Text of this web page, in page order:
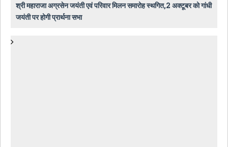
श्री महाराजा अग्रसेन जयंती एवं परिवार मिलन समारोह स्थगित,2 अक्टूबर को गांधी
जयंती पर होगी प्रार्थना सभा